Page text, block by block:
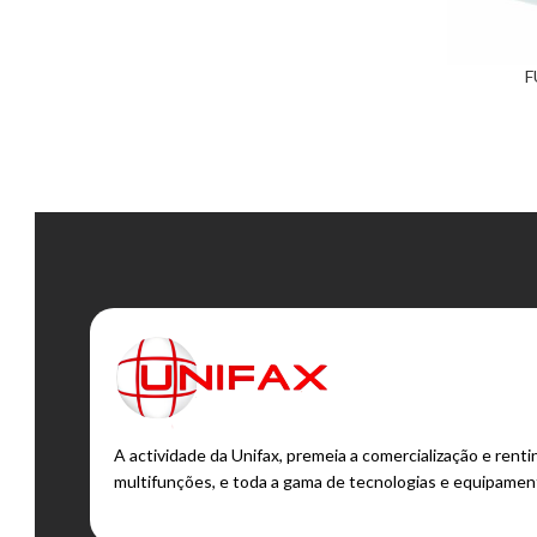
ADICIONAR
A actividade da Unifax, premeia a comercialização e
multifunções, e toda a gama de tecnologias e